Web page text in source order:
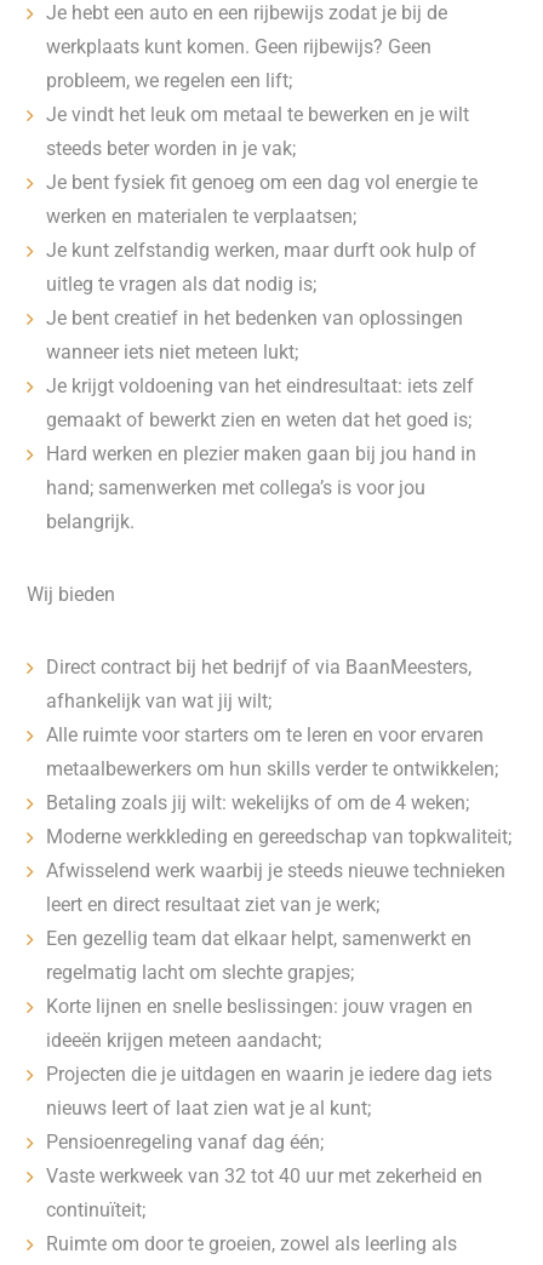
Je hebt een auto en een rijbewijs zodat je bij de
werkplaats kunt komen. Geen rijbewijs? Geen
probleem, we regelen een lift;
Je vindt het leuk om metaal te bewerken en je wilt
steeds beter worden in je vak;
Je bent fysiek fit genoeg om een dag vol energie te
werken en materialen te verplaatsen;
Je kunt zelfstandig werken, maar durft ook hulp of
uitleg te vragen als dat nodig is;
Je bent creatief in het bedenken van oplossingen
wanneer iets niet meteen lukt;
Je krijgt voldoening van het eindresultaat: iets zelf
gemaakt of bewerkt zien en weten dat het goed is;
Hard werken en plezier maken gaan bij jou hand in
hand; samenwerken met collega’s is voor jou
belangrijk.
Wij bieden
Direct contract bij het bedrijf of via BaanMeesters,
afhankelijk van wat jij wilt;
Alle ruimte voor starters om te leren en voor ervaren
metaalbewerkers om hun skills verder te ontwikkelen;
Betaling zoals jij wilt: wekelijks of om de 4 weken;
Moderne werkkleding en gereedschap van topkwaliteit;
Afwisselend werk waarbij je steeds nieuwe technieken
leert en direct resultaat ziet van je werk;
Een gezellig team dat elkaar helpt, samenwerkt en
regelmatig lacht om slechte grapjes;
Korte lijnen en snelle beslissingen: jouw vragen en
ideeën krijgen meteen aandacht;
Projecten die je uitdagen en waarin je iedere dag iets
nieuws leert of laat zien wat je al kunt;
Pensioenregeling vanaf dag één;
Vaste werkweek van 32 tot 40 uur met zekerheid en
continuïteit;
Ruimte om door te groeien, zowel als leerling als